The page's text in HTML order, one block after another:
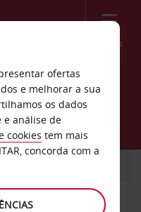
Menu
Arcádia
ofertas
e melhorar a sua
os dados
análise de
cookies tem mais
concorda com a